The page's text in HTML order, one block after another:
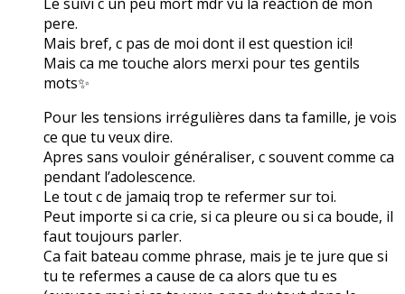
pere.
Mais bref, c pas de moi dont il est question ici!
Mais ca me touche alors merxi pour tes gentils
mots✨
Pour les tensions irrégulières dans ta famille, je vois
ce que tu veux dire.
Apres sans vouloir généraliser, c souvent comme ca
pendant l’adolescence.
Le tout c de jamaiq trop te refermer sur toi.
Peut importe si ca crie, si ca pleure ou si ca boude, il
faut toujours parler.
Ca fait bateau comme phrase, mais je te jure que si
tu te refermes a cause de ca alors que tu es